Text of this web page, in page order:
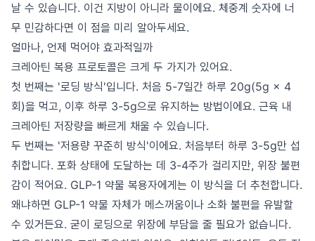
날 수 있습니다. 이건 지방이 아니라 물이에요. 체중계 숫자에 너
무 민감하다면 이 점을 미리 알아두세요.
얼마나, 언제 먹어야 효과적일까
크레아틴 복용 프로토콜은 크게 두 가지가 있어요.
첫 번째는 '로딩 방식'입니다. 처음 5-7일간 하루 20g(5g × 4
회)을 먹고, 이후 하루 3-5g으로 유지하는 방법이에요. 근육 내
크레아틴 저장량을 빠르게 채울 수 있습니다.
두 번째는 '저용량 꾸준히 방식'이에요. 처음부터 하루 3-5g만 섭
취합니다. 포화 상태에 도달하는 데 3-4주가 걸리지만, 위장 불편
감이 적어요. GLP-1 약물 복용자에게는 이 방식을 더 추천합니다.
왜냐하면 GLP-1 약물 자체가 메스꺼움이나 소화 불편을 유발할
수 있거든요. 굳이 로딩으로 위장에 부담을 줄 필요가 없습니다.